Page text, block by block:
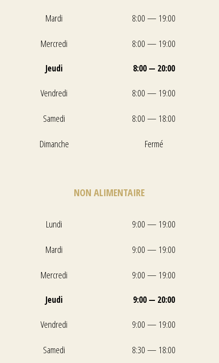
Mardi
8:00 — 19:00
Mercredi
8:00 — 19:00
Jeudi 8:00 — 20:00
Vendredi
8:00 — 19:00
Samedi
8:00 — 18:00
Dimanche
Fermé
NON ALIMENTAIRE
Lundi
9:00 — 19:00
Mardi
9:00 — 19:00
Mercredi
9:00 — 19:00
Jeudi 9:00 — 20:00
Vendredi
9:00 — 19:00
Samedi
8:30 — 18:00